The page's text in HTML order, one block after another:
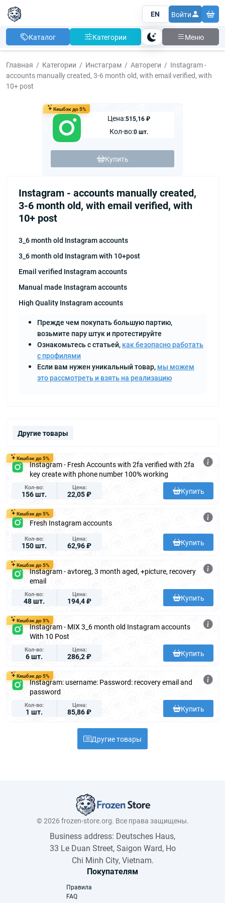
EN Войти
Каталог Категории Тема Меню
Главная Категории Инстаграм Автореги
Instagram -
accounts manually created, 3-6 month old, with email verified, with
10+ post
Кешбэк до 5%
Цена:515,16 ₽
Кол-во:0 шт.
Купить
Instagram - accounts manually created,
3-6 month old, with email verified, with
10+ post
3_6 month old Instagram accounts
3_6 month old Instagram with 10+post
Email verified Instagram accounts
Manual made Instagram accounts
High Quality Instagram accounts
Прежде чем покупать большую партию,
возьмите пару штук и протестируйте
Ознакомьтесь с статьей, как безопасно работать
с профилями
Если вам нужен уникальный товар, мы можем
это рассмотреть и взять на реализацию
Другие товары
Кешбэк до 5%
Instagram - Fresh Accounts with 2fa verified with 2fa
key create with phone number 100% working
Кол-во
156 шт.
Цена
22,05 ₽ Купить
Кешбэк до 5%
Fresh Instagram accounts
Кол-во
150 шт.
Цена
62,96 ₽ Купить
Кешбэк до 5%
Instagram - avtoreg, 3 month aged, +picture, recovery
email
Кол-во
48 шт.
Цена
194,4 ₽ Купить
Кешбэк до 5%
Instagram - MIX 3_6 month old Instagram accounts
With 10 Post
Кол-во
6 шт.
Цена
286,2 ₽ Купить
Кешбэк до 5%
Instagram: username: Password: recovery email and
password
Кол-во
1 шт.
Цена
85,86 ₽ Купить
Другие товары
© 2026 frozen-store.org. Все права защищены.
Business address: Deutsches Haus,
33 Le Duan Street, Saigon Ward, Ho
Chi Minh City, Vietnam.
Покупателям
Правила
FAQ